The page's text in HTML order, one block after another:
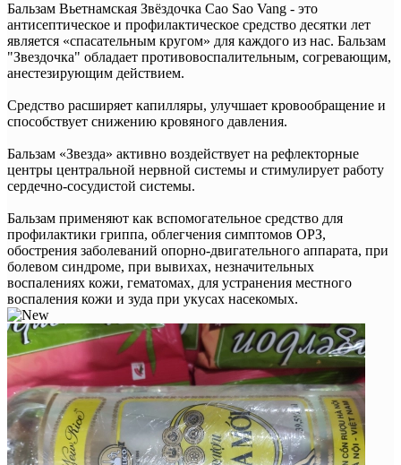
Бальзам Вьетнамская Звёздочка Cao Sao Vang - это
антисептическое и профилактическое средство десятки лет
является «спасательным кругом» для каждого из нас. Бальзам
"Звездочка" обладает противовоспалительным, согревающим,
анестезирующим действием.
Средство расширяет капилляры, улучшает кровообращение и
способствует снижению кровяного давления.
Бальзам «Звезда» активно воздействует на рефлекторные
центры центральной нервной системы и стимулирует работу
сердечно-сосудистой системы.
Бальзам применяют как вспомогательное средство для
профилактики гриппа, облегчения симптомов ОРЗ,
обострения заболеваний опорно-двигательного аппарата, при
болевом синдроме, при вывихах, незначительных
воспалениях кожи, гематомах, для устранения местного
воспаления кожи и зуда при укусах насекомых.